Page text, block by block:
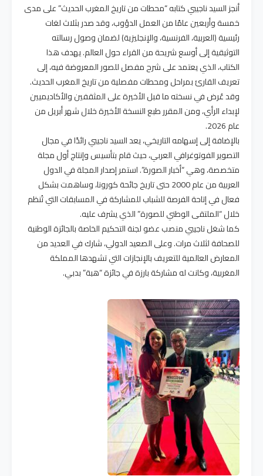
أنجز السيد ناجيبي كتابه “محطات من تاريخ المغرب الحديث” على مدى
خمسة وأربعين عامًا من العمل الدؤوب، وقد صدر بثلاث لغات
رئيسية (العربية، الفرنسية، والإنجليزية) لضمان وصول رسالته
التوثيقية إلى أوسع شريحة من القراء حول العالم. يهدف هذا
الكتاب، الذي يعتمد على شرح مفصل للصور المعروضة فيه، إلى
تعريف القارئ بمراحل ومحطات مفصلية من تاريخ المغرب الحديث.
وقد عُرض في نسخته ما قبل الأخيرة على المثقفين والأكاديميين
لإبداء الرأي، ومن المقرر طبع النسخة الأخيرة خلال شهر أبريل من
عام 2026.
بالإضافة إلى إسهامه التاريخي، يعد السيد ناجيبي رائدًا في مجال
التصوير الفوتوغرافي العربي، حيث قام بتأسيس وإنتاج أول مجلة
متخصصة، وهي “أخبار الصورة”. استمر إصدار المجلة في الدول
العربية من عام 2000 حتى تاريخ جائحة كورونا، وساهمت بشكل
فعال في إتاحة الفرصة للشباب للمشاركة في المسابقات التي تُنظم
خلال “الملتقى الوطني للصورة” الذي يشرف عليه.
كما شغل ناجيبي منصب عضو لجنة التحكيم الخاصة بالجائزة الوطنية
للصحافة لثلاث مرات. وعلى الصعيد الدولي، شارك في العديد من
المعارض العالمية للتعريف بالإنجازات التي تشهدها المملكة
المغربية، وكانت له مشاركة بارزة في جائزة “هبة” بدبي.